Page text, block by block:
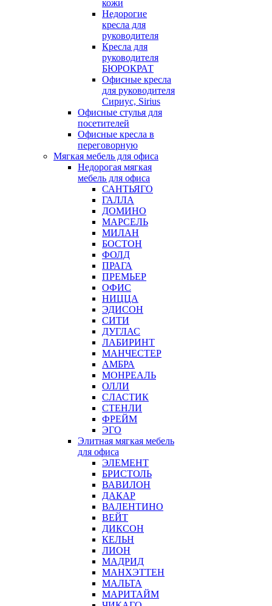
кожи
Недорогие
кресла для
руководителя
Кресла для
руководителя
БЮРОКРАТ
Офисные кресла
для руководителя
Сириус, Sirius
Офисные стулья для
посетителей
Офисные кресла в
переговорную
Мягкая мебель для офиса
Недорогая мягкая
мебель для офиса
САНТЬЯГО
ГАЛЛА
ДОМИНО
МАРСЕЛЬ
МИЛАН
БОСТОН
ФОЛД
ПРАГА
ПРЕМЬЕР
ОФИС
НИЦЦА
ЭДИСОН
СИТИ
ДУГЛАС
ЛАБИРИНТ
МАНЧЕСТЕР
АМБРА
МОНРЕАЛЬ
ОЛЛИ
СЛАСТИК
СТЕНЛИ
ФРЕЙМ
ЭГО
Элитная мягкая мебель
для офиса
ЭЛЕМЕНТ
БРИСТОЛЬ
ВАВИЛОН
ДАКАР
ВАЛЕНТИНО
ВЕЙТ
ДИКСОН
КЕЛЬН
ЛИОН
МАДРИД
МАНХЭТТЕН
МАЛЬТА
МАРИТАЙМ